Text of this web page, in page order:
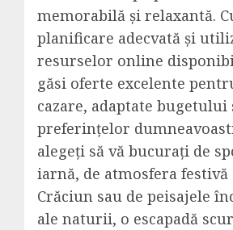
memorabilă și relaxantă.
planificare adecvată și
resurselor online
găsi oferte excelente
cazare, adaptate bugetului
preferințelor
alegeți să vă bucurați de
iarnă, de atmosfera festivă
Crăciun sau de peisajele
ale naturii, o escapadă